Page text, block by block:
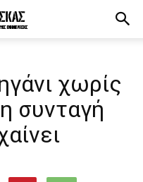
χωρίς
συνταγή